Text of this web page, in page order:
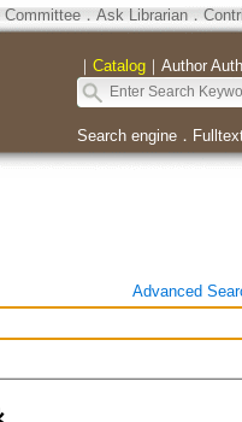
． Ask Librarian．
｜ Catalog｜ Author
Search engine．
Advanced